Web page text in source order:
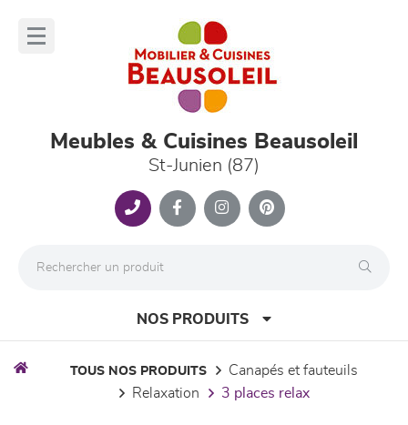
Meubles & Cuisines Beausoleil
St-Junien (87)
NOS PRODUITS
TOUS NOS PRODUITS
canapés et fauteuils
relaxation
3 places relax